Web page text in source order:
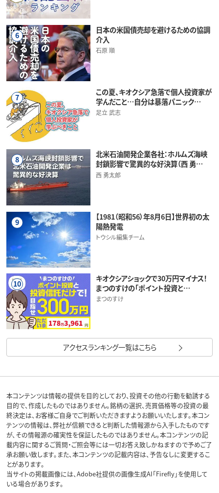
6
日本の米国債売却を避けるための協調
介入
石原 順
7
この夏、キオクシア急落で個人投資家が
学んだこと…自分は暴落パニック…
足立 武志
8
北米石油開発企業各社：ホルムズ海峡
封鎖影響で驚異的な好決算（西 勇…
西 勇太郎
9
【1981（昭和56）年8月6日】世界初の太
陽熱発電
トウシル編集チーム
10
キオクシアショックで30万円マイナス！
まつのすけの「ポイント投資と…
まつのすけ
アクセスランキング一覧はこちら
本コンテンツは情報の提供を目的としており、投資その他の行動を勧誘する
目的で、作成したものではありません。銘柄の選択、売買価格等の投資の最
終決定は、お客様ご自身でご判断いただきますようお願いいたします。本コン
テンツの情報は、弊社が信頼できると判断した情報源から入手したものです
が、その情報源の確実性を保証したものではありません。本コンテンツの記
載内容に関するご質問・ご照会等には一切お答え致しかねますので予めご了
承お願い致します。また、本コンテンツの記載内容は、予告なしに変更するこ
とがあります。
当サイトの掲載画像には、Adobe社提供の画像生成AI「Firefly」を使用して
いる場合があります。